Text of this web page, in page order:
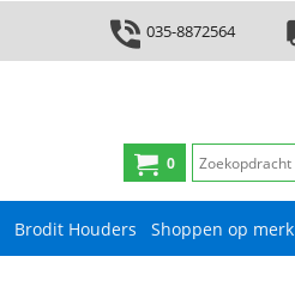
035-8872564
0
Brodit Houders Shoppen op merk